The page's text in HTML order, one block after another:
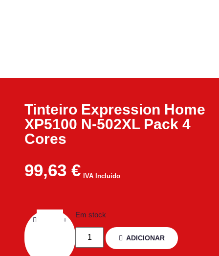
Tinteiro Expression Home
XP5100 N-502XL Pack 4
Cores
99,63 € IVA Incluído
Em stock
ADICIONAR